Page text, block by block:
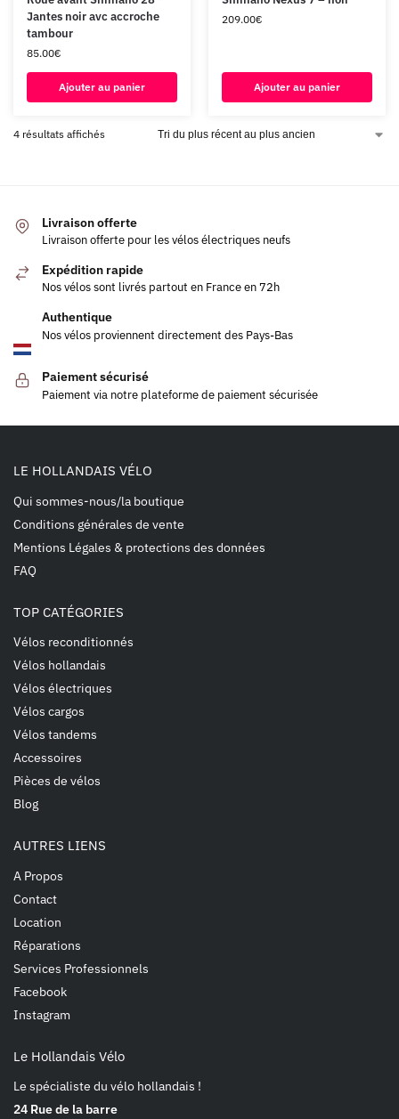
Jantes noir avc accroche
tambour
85.00€
Ajouter au panier
209.00€
Ajouter au panier
4 résultats affichés
Livraison offerte
Livraison offerte pour les vélos électriques neufs
Expédition rapide
Nos vélos sont livrés partout en France en 72h
Authentique
Nos vélos proviennent directement des Pays-Bas
Paiement sécurisé
Paiement via notre plateforme de paiement sécurisée
LE HOLLANDAIS VÉLO
Qui sommes-nous/la boutique
Conditions générales de vente
Mentions Légales & protections des données
FAQ
TOP CATÉGORIES
Vélos reconditionnés
Vélos hollandais
Vélos électriques
Vélos cargos
Vélos tandems
Accessoires
Pièces de vélos
Blog
AUTRES LIENS
A Propos
Contact
Location
Réparations
Services Professionnels
Facebook
Instagram
Le Hollandais Vélo
Le spécialiste du vélo hollandais !
24 Rue de la barre